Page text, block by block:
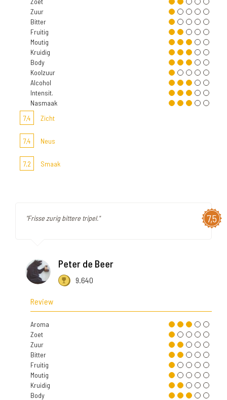
Zuur
Bitter
Fruitig
Moutig
Kruidig
Body
Koolzuur
Alcohol
Intensit.
Nasmaak
7,4
Zicht
7,4 Neus
7,2 Smaak
7,5
"Frisse zurig bittere tripel."
Peter de Beer
9.640
Review
Aroma
Zoet
Zuur
Bitter
Fruitig
Moutig
Kruidig
Body